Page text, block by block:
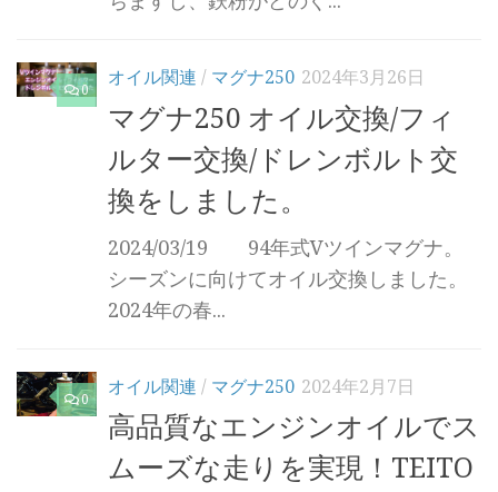
0
オイル関連 / マグナ250 2024年3月26日
マグナ250 オイル交換/フィ
ルター交換/ドレンボルト交
換をしました。
2024/03/19 94年式Vツインマグナ。
シーズンに向けてオイル交換しました。
2024年の春...
0
オイル関連 / マグナ250 2024年2月7日
高品質なエンジンオイルでス
ムーズな走りを実現！TEITO